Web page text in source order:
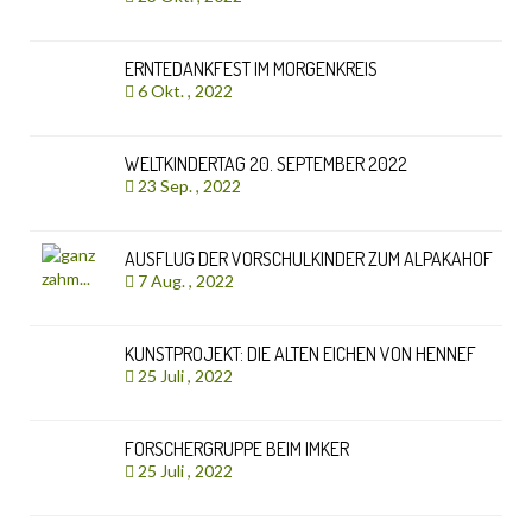
ERNTEDANKFEST IM MORGENKREIS
6 Okt. , 2022
WELTKINDERTAG 20. SEPTEMBER 2022
23 Sep. , 2022
AUSFLUG DER VORSCHULKINDER ZUM ALPAKAHOF
7 Aug. , 2022
KUNSTPROJEKT: DIE ALTEN EICHEN VON HENNEF
25 Juli , 2022
FORSCHERGRUPPE BEIM IMKER
25 Juli , 2022